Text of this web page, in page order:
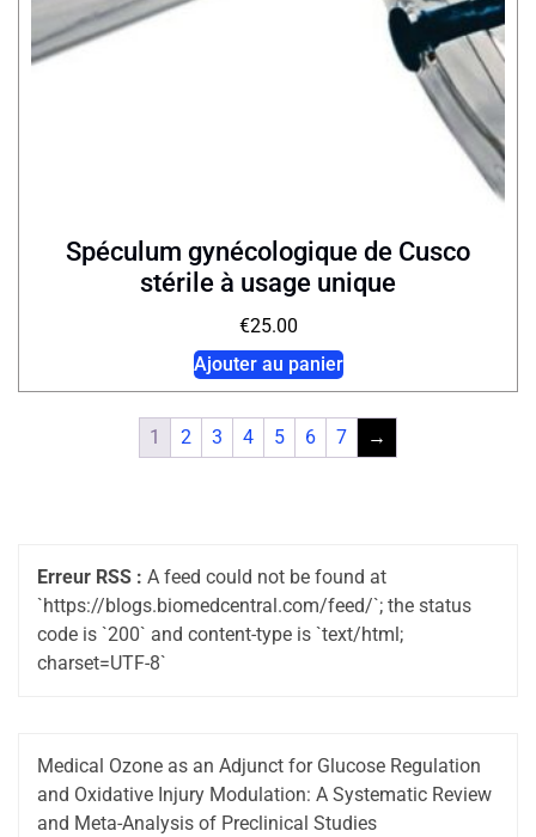
Spéculum gynécologique de Cusco
stérile à usage unique
€25.00
Ajouter au panier
1 2 3 4 5 6 7 →
Erreur RSS : A feed could not be found at
`https://blogs.biomedcentral.com/feed/`; the status
code is `200` and content-type is `text/html;
charset=UTF-8`
Medical Ozone as an Adjunct for Glucose Regulation
and Oxidative Injury Modulation: A Systematic Review
and Meta-Analysis of Preclinical Studies